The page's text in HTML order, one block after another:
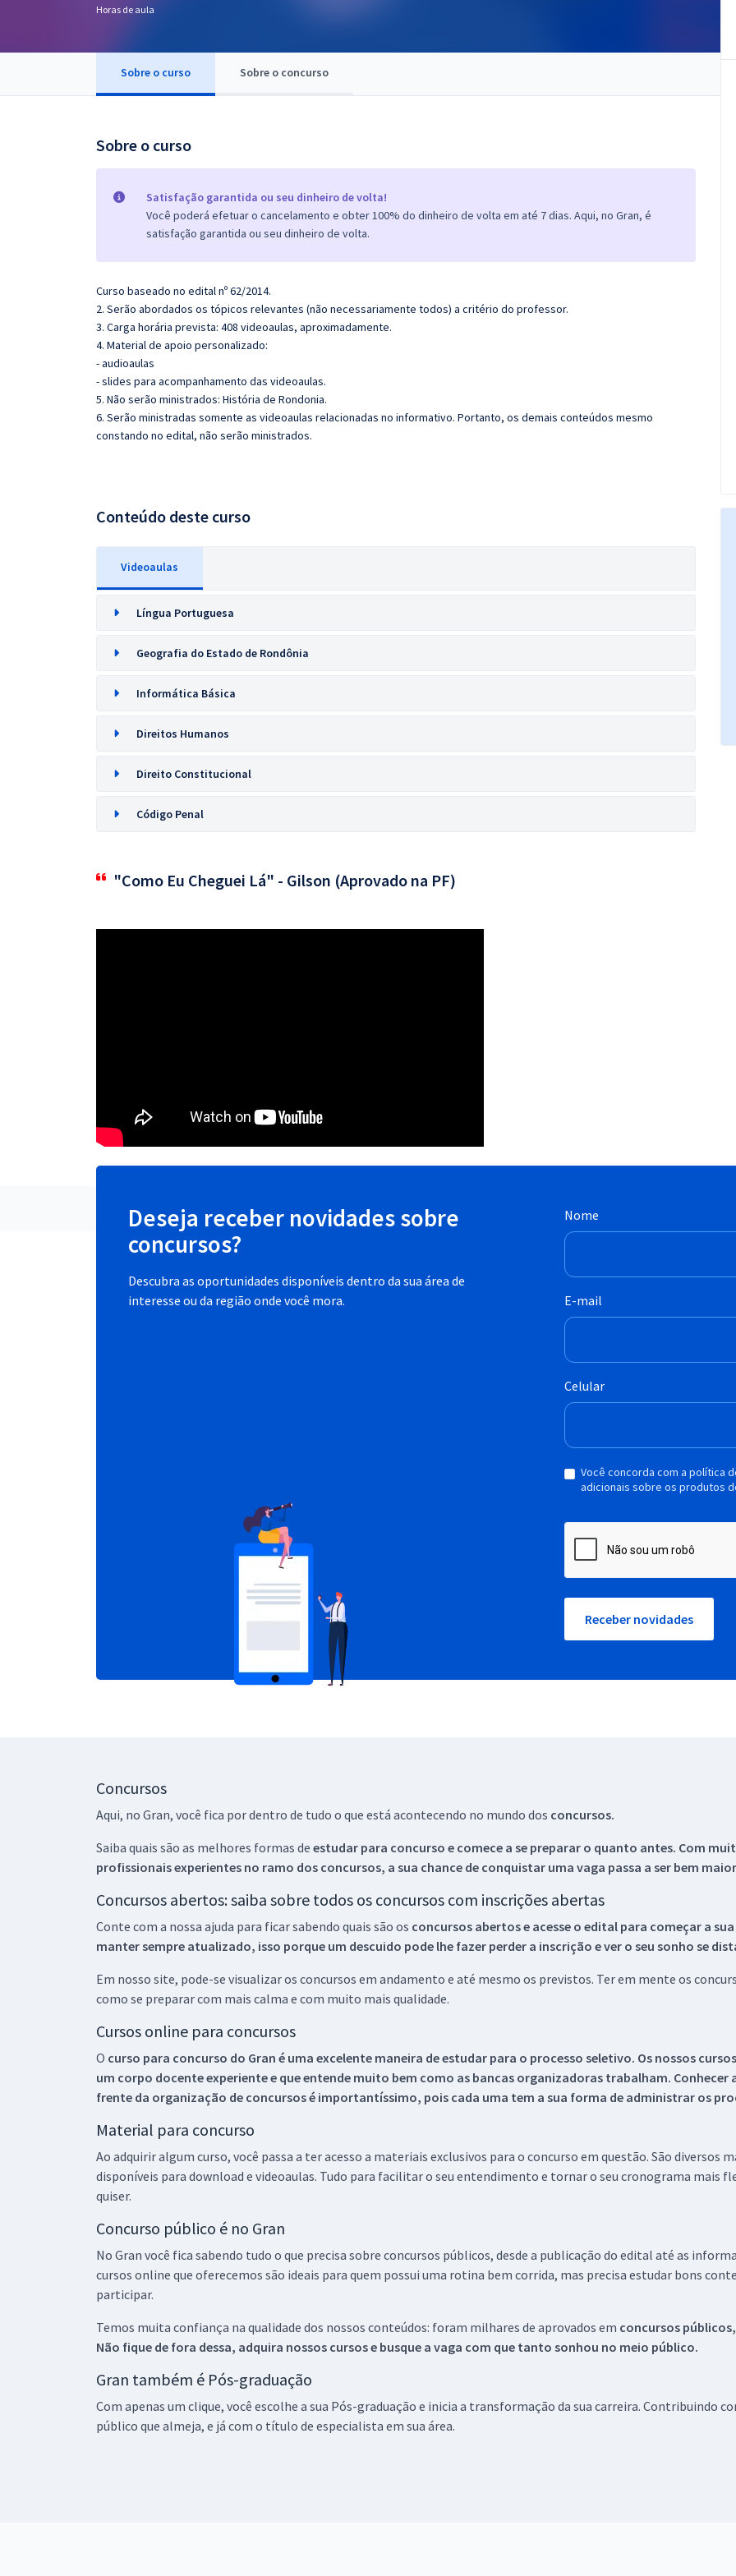
OAB
Questões grátis
Conteúdo gratuito
Horas de aula
Sobre o curso Sobre o concurso
Sobre o curso
Satisfação garantida ou seu dinheiro de volta!
Você poderá efetuar o cancelamento e obter 100% do dinheiro de volta em até 7 dias. Aqui, no Gran, é
satisfação garantida ou seu dinheiro de volta.
Curso baseado no edital nº 62/2014.
2. Serão abordados os tópicos relevantes (não necessariamente todos) a critério do professor.
3. Carga horária prevista: 408 videoaulas, aproximadamente.
4. Material de apoio personalizado:
- audioaulas
- slides para acompanhamento das videoaulas.
5. Não serão ministrados: História de Rondonia.
6. Serão ministradas somente as videoaulas relacionadas no informativo. Portanto, os demais conteúdos mesmo
constando no edital, não serão ministrados.
Conteúdo deste curso
Videoaulas
Língua Portuguesa
Geografia do Estado de Rondônia
Informática Básica
Direitos Humanos
Direito Constitucional
Código Penal
"Como Eu Cheguei Lá" - Gilson (Aprovado na PF)
Deseja receber novidades sobre
concursos?
Descubra as oportunidades disponíveis dentro da sua área de
interesse ou da região onde você mora.
Nome
E-mail
Celular
Você concorda com a política
adicionais sobre os produtos
Receber novidades
Concursos
Aqui, no Gran, você fica por dentro de tudo o que está acontecendo no mundo dos concursos.
Saiba quais são as melhores formas de estudar para concurso e comece a se preparar o quanto antes. Com
profissionais experientes no ramo dos concursos, a sua chance de conquistar uma vaga passa a ser bem
Concursos abertos: saiba sobre todos os concursos com inscrições abertas
Conte com a nossa ajuda para ficar sabendo quais são os concursos abertos e acesse o edital para começar a
manter sempre atualizado, isso porque um descuido pode lhe fazer perder a inscrição e ver o seu sonho se
Em nosso site, pode-se visualizar os concursos em andamento e até mesmo os previstos. Ter em mente os
como se preparar com mais calma e com muito mais qualidade.
Cursos online para concursos
O curso para concurso do Gran é uma excelente maneira de estudar para o processo seletivo. Os nossos
um corpo docente experiente e que entende muito bem como as bancas organizadoras trabalham.
frente da organização de concursos é importantíssimo, pois cada uma tem a sua forma de administrar os
Material para concurso
Ao adquirir algum curso, você passa a ter acesso a materiais exclusivos para o concurso em questão. São
disponíveis para download e videoaulas. Tudo para facilitar o seu entendimento e tornar o seu cronograma mais
quiser.
Concurso público é no Gran
No Gran você fica sabendo tudo o que precisa sobre concursos públicos, desde a publicação do edital até as
cursos online que oferecemos são ideais para quem possui uma rotina bem corrida, mas precisa estudar bons
participar.
Temos muita confiança na qualidade dos nossos conteúdos: foram milhares de aprovados em concursos
Não fique de fora dessa, adquira nossos cursos e busque a vaga com que tanto sonhou no meio público.
Gran também é Pós-graduação
Com apenas um clique, você escolhe a sua Pós-graduação e inicia a transformação da sua carreira. Contribuindo
público que almeja, e já com o título de especialista em sua área.